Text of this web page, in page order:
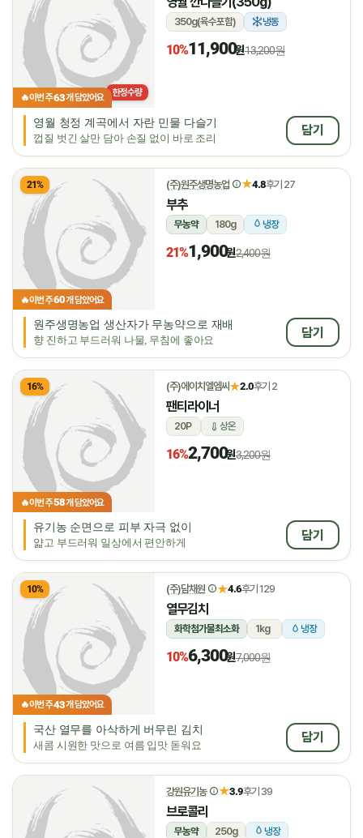
🔥이번 주63개 담았어요 한정수량
350g(육수포함) 냉동
10%11,900원13,200원
영월 청정 계곡에서 자란 민물 다슬기
껍질 벗긴 살만 담아 손질 없이 바로 조리
담기
21%
🔥이번 주60개 담았어요
(주)원주생명농업 ★4.8후기 27
부추
무농약 180g 냉장
21%1,900원2,400원
원주생명농업 생산자가 무농약으로 재배
향 진하고 부드러워 나물, 무침에 좋아요
담기
16%
🔥이번 주58개 담았어요
(주)에이치엘엠씨 ★2.0후기 2
팬티라이너
20P 상온
16%2,700원3,200원
유기농 순면으로 피부 자극 없이
얇고 부드러워 일상에서 편안하게
담기
10%
🔥이번 주43개 담았어요
(주)담채원 ★4.6후기 129
열무김치
화학첨가물최소화 1kg 냉장
10%6,300원7,000원
국산 열무를 아삭하게 버무린 김치
새콤 시원한 맛으로 여름 입맛 돋워요
담기
강원유기농 ★3.9후기 39
브로콜리
무농약 250g 냉장